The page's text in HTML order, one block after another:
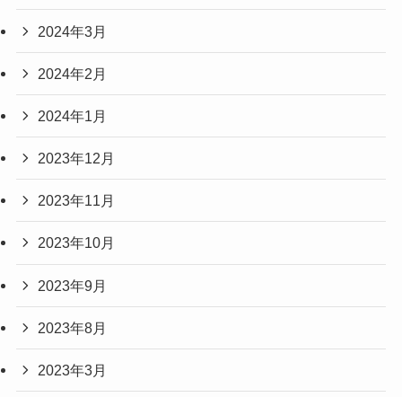
2024年3月
2024年2月
2024年1月
2023年12月
2023年11月
2023年10月
2023年9月
2023年8月
2023年3月